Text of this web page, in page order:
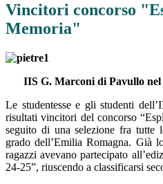
Vincitori concorso
Memoria"
IIS G. Marconi di Pavullo
Le studentesse e gli studenti
risultati vincitori del concorso
seguito di una selezione fra tutte
grado dell’Emilia Romagna. Già
ragazzi avevano partecipato
24-25”, riuscendo a classificarsi